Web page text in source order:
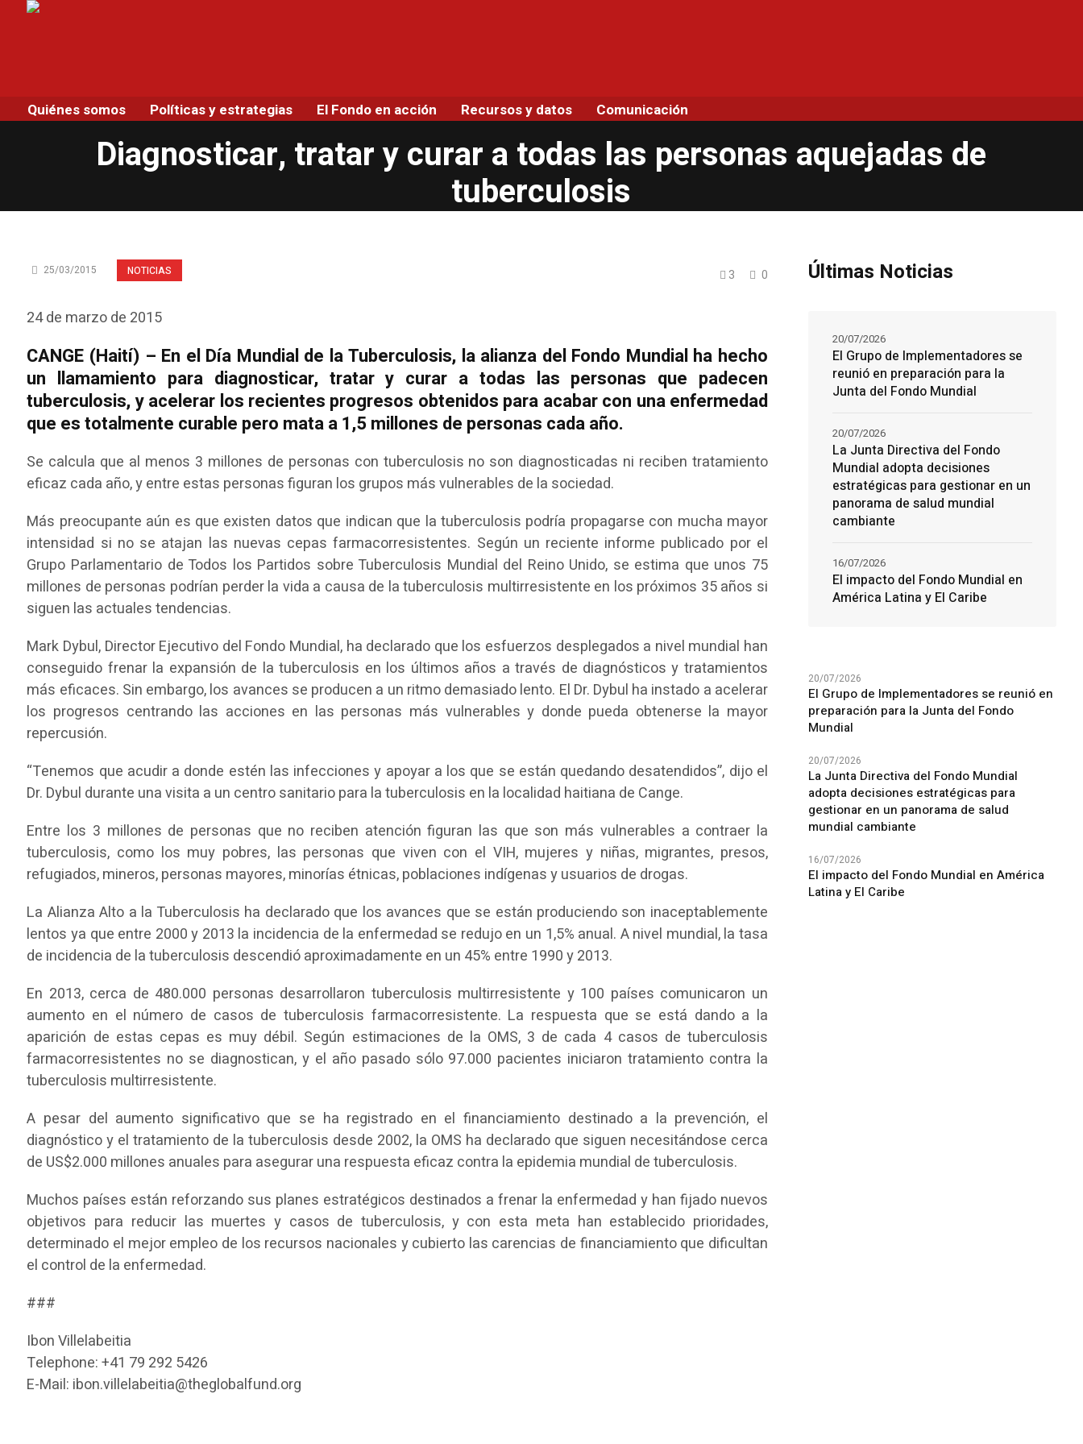
Quiénes somos Políticas y estrategias El Fondo en acción Recursos y datos Comunicación
Diagnosticar, tratar y curar a todas las personas aquejadas de
tuberculosis
NOTICIAS 3 0
25/03/2015
24 de marzo de 2015
CANGE (Haití) – En el Día Mundial de la Tuberculosis, la alianza del Fondo Mundial ha hecho
un llamamiento para diagnosticar, tratar y curar a todas las personas que padecen
tuberculosis, y acelerar los recientes progresos obtenidos para acabar con una enfermedad
que es totalmente curable pero mata a 1,5 millones de personas cada año.
Se calcula que al menos 3 millones de personas con tuberculosis no son diagnosticadas ni reciben tratamiento
eficaz cada año, y entre estas personas figuran los grupos más vulnerables de la sociedad.
Más preocupante aún es que existen datos que indican que la tuberculosis podría propagarse con mucha mayor
intensidad si no se atajan las nuevas cepas farmacorresistentes. Según un reciente informe publicado por el
Grupo Parlamentario de Todos los Partidos sobre Tuberculosis Mundial del Reino Unido, se estima que unos 75
millones de personas podrían perder la vida a causa de la tuberculosis multirresistente en los próximos 35 años si
siguen las actuales tendencias.
Mark Dybul, Director Ejecutivo del Fondo Mundial, ha declarado que los esfuerzos desplegados a nivel mundial han
conseguido frenar la expansión de la tuberculosis en los últimos años a través de diagnósticos y tratamientos
más eficaces. Sin embargo, los avances se producen a un ritmo demasiado lento. El Dr. Dybul ha instado a acelerar
los progresos centrando las acciones en las personas más vulnerables y donde pueda obtenerse la mayor
repercusión.
“Tenemos que acudir a donde estén las infecciones y apoyar a los que se están quedando desatendidos”, dijo el
Dr. Dybul durante una visita a un centro sanitario para la tuberculosis en la localidad haitiana de Cange.
Entre los 3 millones de personas que no reciben atención figuran las que son más vulnerables a contraer la
tuberculosis, como los muy pobres, las personas que viven con el VIH, mujeres y niñas, migrantes, presos,
refugiados, mineros, personas mayores, minorías étnicas, poblaciones indígenas y usuarios de drogas.
La Alianza Alto a la Tuberculosis ha declarado que los avances que se están produciendo son inaceptablemente
lentos ya que entre 2000 y 2013 la incidencia de la enfermedad se redujo en un 1,5% anual. A nivel mundial, la tasa
de incidencia de la tuberculosis descendió aproximadamente en un 45% entre 1990 y 2013.
En 2013, cerca de 480.000 personas desarrollaron tuberculosis multirresistente y 100 países comunicaron un
aumento en el número de casos de tuberculosis farmacorresistente. La respuesta que se está dando a la
aparición de estas cepas es muy débil. Según estimaciones de la OMS, 3 de cada 4 casos de tuberculosis
farmacorresistentes no se diagnostican, y el año pasado sólo 97.000 pacientes iniciaron tratamiento contra la
tuberculosis multirresistente.
A pesar del aumento significativo que se ha registrado en el financiamiento destinado a la prevención, el
diagnóstico y el tratamiento de la tuberculosis desde 2002, la OMS ha declarado que siguen necesitándose cerca
de US$2.000 millones anuales para asegurar una respuesta eficaz contra la epidemia mundial de tuberculosis.
Muchos países están reforzando sus planes estratégicos destinados a frenar la enfermedad y han fijado nuevos
objetivos para reducir las muertes y casos de tuberculosis, y con esta meta han establecido prioridades,
determinado el mejor empleo de los recursos nacionales y cubierto las carencias de financiamiento que dificultan
el control de la enfermedad.
###
Ibon Villelabeitia
Telephone: +41 79 292 5426
E-Mail: ibon.villelabeitia@theglobalfund.org
Últimas Noticias
El Grupo de Implementadores se
reunió en preparación para la
Junta del Fondo Mundial
20/07/2026
La Junta Directiva del Fondo
Mundial adopta decisiones
estratégicas para gestionar en un
panorama de salud mundial
cambiante
20/07/2026
El impacto del Fondo Mundial en
América Latina y El Caribe
16/07/2026
20/07/2026
El Grupo de Implementadores se reunió en
preparación para la Junta del Fondo
Mundial
20/07/2026
La Junta Directiva del Fondo Mundial
adopta decisiones estratégicas para
gestionar en un panorama de salud
mundial cambiante
16/07/2026
El impacto del Fondo Mundial en América
Latina y El Caribe